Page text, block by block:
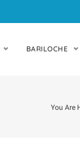
BARILOCHE
You Are